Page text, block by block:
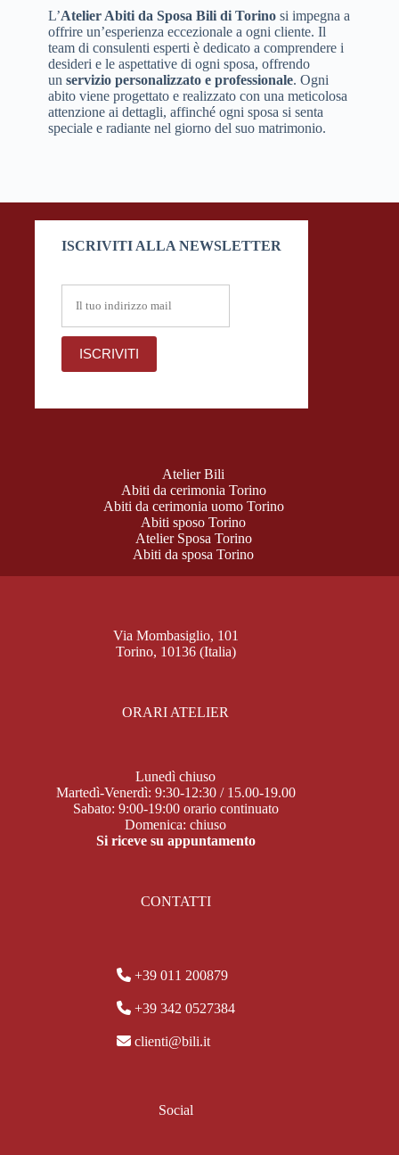
L’Atelier Abiti da Sposa Bili di Torinosi impegna a
offrire un’esperienza eccezionale a ogni cliente. Il
team di consulenti esperti è dedicato a comprendere i
desideri e le aspettative di ogni sposa, offrendo
un servizio personalizzato e professionale. Ogni
abito viene progettato e realizzato con una meticolosa
attenzione ai dettagli, affinché ogni sposa si senta
speciale e radiante nel giorno del suo matrimonio.
ISCRIVITI ALLA NEWSLETTER
Atelier Bili
Abiti da cerimonia Torino
Abiti da cerimonia uomo Torino
Abiti sposo Torino
Atelier Sposa Torino
Abiti da sposa Torino
Via Mombasiglio, 101
Torino, 10136 (Italia)
ORARI ATELIER
Lunedì chiuso
Martedì-Venerdì: 9:30-12:30 / 15.00-19.00
Sabato: 9:00-19:00 orario continuato
Domenica: chiuso
Si riceve su appuntamento
CONTATTI
+39 011 200879
+39 342 0527384
clienti@bili.it
Social